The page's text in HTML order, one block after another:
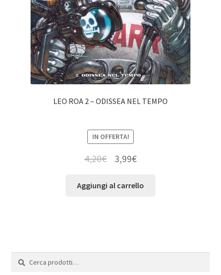
LEO ROA 2 – ODISSEA NEL TEMPO
IN OFFERTA!
4,20€ 3,99€
Aggiungi al carrello
Cerca:
Cerca